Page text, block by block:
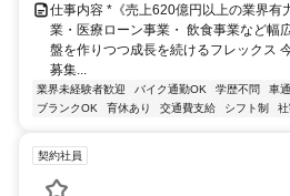
仕事内容 *《売上620億円以上の業界有
業・医療ローン事業・ 飲食事業など幅
盤を作りつつ成長を続けるフレックス
募集...
業界未経験者歓迎 バイク通勤OK 学歴不問 車
ブランクOK
育休あり 交通費支給 シフト制 社
契約社員